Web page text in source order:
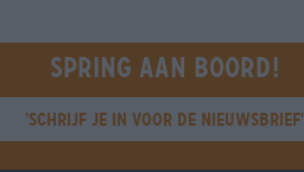
Spring aan boord!
'Schrijf je in voor de nieuwsbrief'